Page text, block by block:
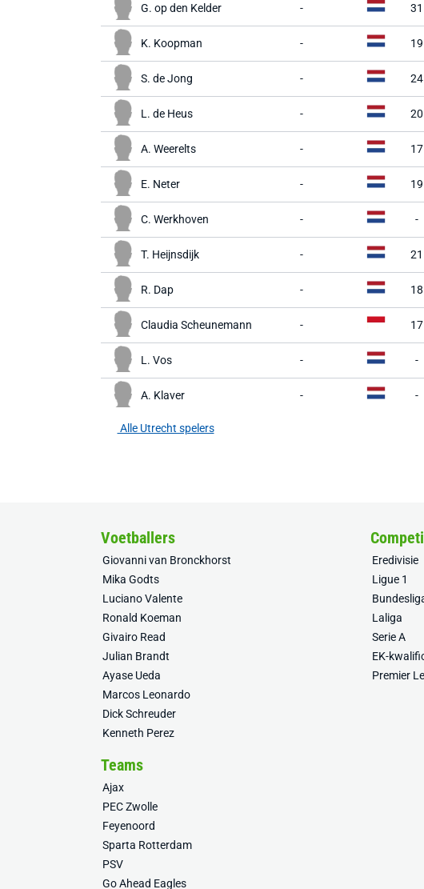
G. op den Kelder - 31
K. Koopman - 19
S. de Jong - 24
L. de Heus - 20
A. Weerelts - 17
E. Neter - 19
C. Werkhoven - -
T. Heijnsdijk - 21
R. Dap - 18
Claudia Scheunemann - 17
L. Vos - -
A. Klaver - -
Alle Utrecht spelers
Voetballers
Giovanni van Bronckhorst
Mika Godts
Luciano Valente
Ronald Koeman
Givairo Read
Julian Brandt
Ayase Ueda
Marcos Leonardo
Dick Schreuder
Kenneth Perez
Eredivisie
Ligue 1
Laliga
Serie A
EK-
Premier
Teams
Ajax
PEC Zwolle
Feyenoord
Sparta Rotterdam
PSV
Go Ahead Eagles